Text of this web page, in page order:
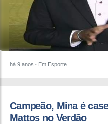
há 9 anos - Em Esporte
​Campeão, Mina é
Mattos no Verdão